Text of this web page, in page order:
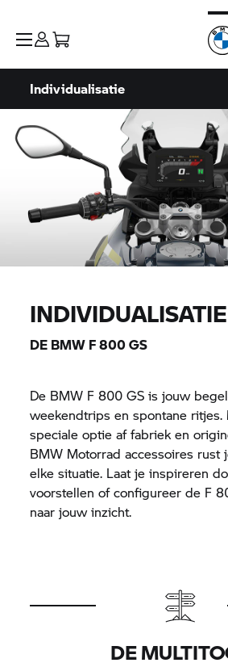
Individualisatie
INDIVIDUALISATIE
DE BMW F 800 GS
De BMW F 800 GS is jouw
weekendtrips en spontane
speciale optie af fabriek en
BMW Motorrad accessoires rust
elke situatie. Laat je inspireren
voorstellen of configureer de F
naar jouw inzicht.
DE